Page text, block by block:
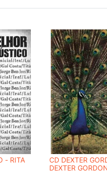
- RITA
CD DEXTER
DEXTER